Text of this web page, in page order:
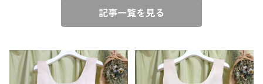
記事一覧を見る